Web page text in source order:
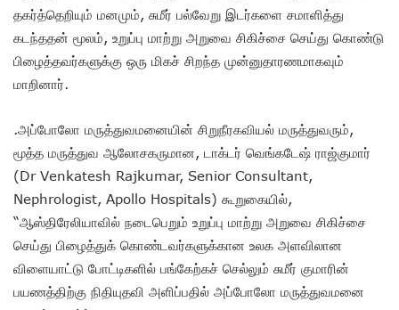
தகர்த்தெறியும் மனமும், சுமீர் பல்வேறு இடர்களை சமாளித்து
கடந்ததன் மூலம், உறுப்பு மாற்று அறுவை சிகிச்சை செய்து கொண்டு
பிழைத்தவர்களுக்கு ஒரு மிகச் சிறந்த முன்னுதாரணமாகவும்
மாறினார்.
.அப்போலோ மருத்துவமனையின் சிறுநீரகவியல் மருத்துவரும்,
மூத்த மருத்துவ ஆலோசகருமான, டாக்டர் வெங்கடேஷ் ராஜ்குமார்
(Dr Venkatesh Rajkumar, Senior Consultant,
Nephrologist, Apollo Hospitals) கூறுகையில்,
“ஆஸ்திரேலியாவில் நடைபெறும் உறுப்பு மாற்று அறுவை சிகிச்சை
செய்து பிழைத்துக் கொண்டவர்களுக்கான உலக அளவிலான
விளையாட்டு போட்டிகளில் பங்கேற்கச் செல்லும் சுமீர் குமாரின்
பயணத்திற்கு நிதியுதவி அளிப்பதில் அப்போலோ மருத்துவமனை